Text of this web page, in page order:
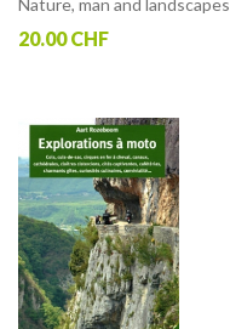
20.00 CHF